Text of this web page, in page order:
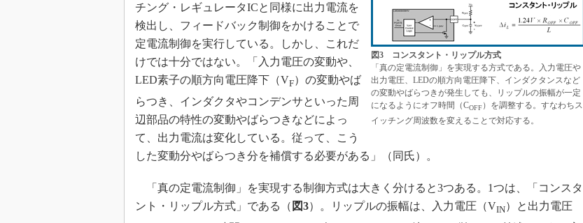
図3 コンスタント・リップル方式
「真の定電流制御」を実現する方式である。入力電圧や
出力電圧、LEDの順方向電圧降下、インダクタンスなど
の変動やばらつきが発生しても、リップルの振幅が一定
になるようにオフ時間（COFF）を調整する。すなわちス
イッチング周波数を変えることで対応する。
チング・レギュレータICと同様に出力電流を
検出し、フィードバック制御をかけることで
定電流制御を実行している。しかし、これだ
けでは十分ではない。「入力電圧の変動や、
LED素子の順方向電圧降下（VF）の変動やば
らつき、インダクタやコンデンサといった周
辺部品の特性の変動やばらつきなどによっ
て、出力電流は変化している。従って、こう
した変動分やばらつき分を補償する必要がある」（同氏）。
「真の定電流制御」を実現する制御方式は大きく分けると3つある。1つは、「コンスタ
ント・リップル方式」である（ 図3）。リップルの振幅は、入力電圧（VIN）と出力電圧